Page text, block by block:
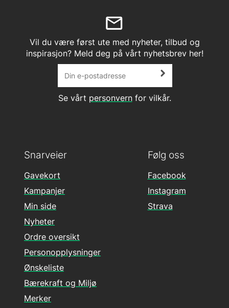
Vil du være først ute med nyheter, tilbud og
inspirasjon? Meld deg på vårt nyhetsbrev her!
Se vårt personvernfor vilkår.
Følg oss
Facebook
Instagram
Strava
Snarveier
Gavekort
Kampanjer
Min side
Nyheter
Ordre oversikt
Personopplysninger
Ønskeliste
Bærekraft og Miljø
Merker